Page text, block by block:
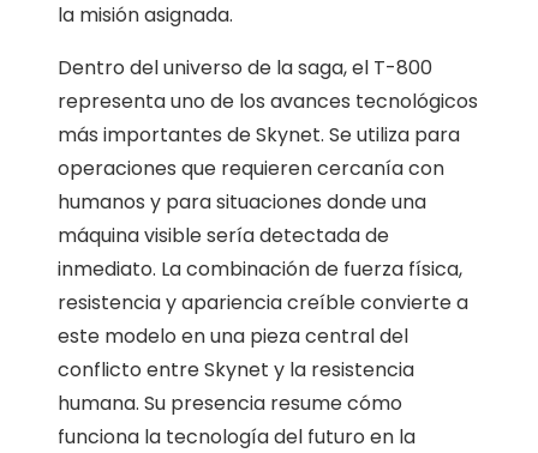
la misión asignada.
Dentro del universo de la saga, el T-800
representa uno de los avances tecnológicos
más importantes de Skynet. Se utiliza para
operaciones que requieren cercanía con
humanos y para situaciones donde una
máquina visible sería detectada de
inmediato. La combinación de fuerza física,
resistencia y apariencia creíble convierte a
este modelo en una pieza central del
conflicto entre Skynet y la resistencia
humana. Su presencia resume cómo
funciona la tecnología del futuro en la